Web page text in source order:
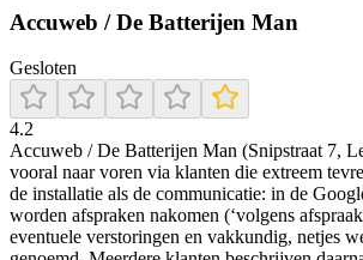
Accuweb / De Batterijen Man
Gesloten
4.2
Accuweb / De Batterijen Man (Snipstraat 7,
vooral naar voren via klanten die extreem
de installatie als de communicatie: in de
worden afspraken nakomen (‘volgens
eventuele verstoringen en vakkundig, netjes